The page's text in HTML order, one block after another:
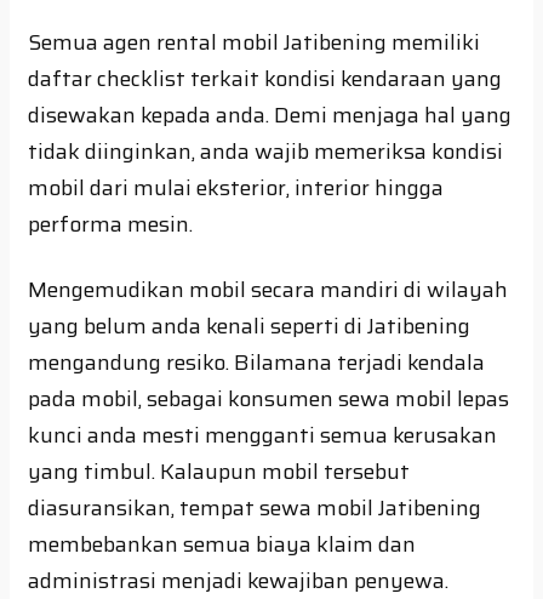
Semua agen rental mobil Jatibening memiliki
daftar checklist terkait kondisi kendaraan yang
disewakan kepada anda. Demi menjaga hal yang
tidak diinginkan, anda wajib memeriksa kondisi
mobil dari mulai eksterior, interior hingga
performa mesin.
Mengemudikan mobil secara mandiri di wilayah
yang belum anda kenali seperti di Jatibening
mengandung resiko. Bilamana terjadi kendala
pada mobil, sebagai konsumen sewa mobil lepas
kunci anda mesti mengganti semua kerusakan
yang timbul. Kalaupun mobil tersebut
diasuransikan, tempat sewa mobil Jatibening
membebankan semua biaya klaim dan
administrasi menjadi kewajiban penyewa.